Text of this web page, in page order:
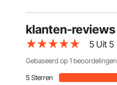
klanten-reviews
5 Uit 5
Gebaseerd op 1 beoordelingen
5 Sterren